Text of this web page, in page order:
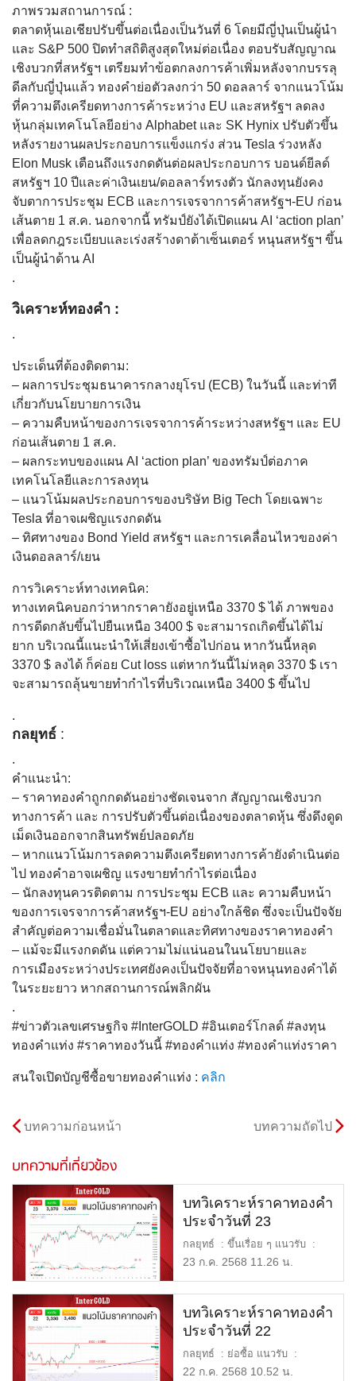
ภาพรวมสถานการณ์ :
ตลาดหุ้นเอเชียปรับขึ้นต่อเนื่องเป็นวันที่ 6 โดยมีญี่ปุ่นเป็นผู้นำ
และ S&P 500 ปิดทำสถิติสูงสุดใหม่ต่อเนื่อง ตอบรับสัญญาณ
เชิงบวกที่สหรัฐฯ เตรียมทำข้อตกลงการค้าเพิ่มหลังจากบรรลุ
ดีลกับญี่ปุ่นแล้ว ทองคำย่อตัวลงกว่า 50 ดอลลาร์ จากแนวโน้ม
ที่ความตึงเครียดทางการค้าระหว่าง EU และสหรัฐฯ ลดลง
หุ้นกลุ่มเทคโนโลยีอย่าง Alphabet และ SK Hynix ปรับตัวขึ้น
หลังรายงานผลประกอบการแข็งแกร่ง ส่วน Tesla ร่วงหลัง
Elon Musk เตือนถึงแรงกดดันต่อผลประกอบการ บอนด์ยีลด์
สหรัฐฯ 10 ปีและค่าเงินเยน/ดอลลาร์ทรงตัว นักลงทุนยังคง
จับตาการประชุม ECB และการเจรจาการค้าสหรัฐฯ-EU ก่อน
เส้นตาย 1 ส.ค. นอกจากนี้ ทรัมป์ยังได้เปิดแผน AI ‘action plan’
เพื่อลดกฎระเบียบและเร่งสร้างดาต้าเซ็นเตอร์ หนุนสหรัฐฯ ขึ้น
เป็นผู้นำด้าน AI
.
วิเคราะห์ทองคำ :
.
ประเด็นที่ต้องติดตาม:
– ผลการประชุมธนาคารกลางยุโรป (ECB) ในวันนี้ และท่าที
เกี่ยวกับนโยบายการเงิน
– ความคืบหน้าของการเจรจาการค้าระหว่างสหรัฐฯ และ EU
ก่อนเส้นตาย 1 ส.ค.
– ผลกระทบของแผน AI ‘action plan’ ของทรัมป์ต่อภาค
เทคโนโลยีและการลงทุน
– แนวโน้มผลประกอบการของบริษัท Big Tech โดยเฉพาะ
Tesla ที่อาจเผชิญแรงกดดัน
– ทิศทางของ Bond Yield สหรัฐฯ และการเคลื่อนไหวของค่า
เงินดอลลาร์/เยน
การวิเคราะห์ทางเทคนิค:
ทางเทคนิคบอกว่าหากราคายังอยู่เหนือ 3370 $ ได้ ภาพของ
การดีดกลับขึ้นไปยืนเหนือ 3400 $ จะสามารถเกิดขึ้นได้ไม่
ยาก บริเวณนี้แนะนำให้เสี่ยงเข้าซื้อไปก่อน หากวันนี้หลุด
3370 $ ลงได้ ก็ค่อย Cut loss แต่หากวันนี้ไม่หลุด 3370 $ เรา
จะสามารถลุ้นขายทำกำไรที่บริเวณเหนือ 3400 $ ขึ้นไป
.
กลยุทธ์ :
.
คำแนะนำ:
– ราคาทองคำถูกกดดันอย่างชัดเจนจาก สัญญาณเชิงบวก
ทางการค้า และ การปรับตัวขึ้นต่อเนื่องของตลาดหุ้น ซึ่งดึงดูด
เม็ดเงินออกจากสินทรัพย์ปลอดภัย
– หากแนวโน้มการลดความตึงเครียดทางการค้ายังดำเนินต่อ
ไป ทองคำอาจเผชิญ แรงขายทำกำไรต่อเนื่อง
– นักลงทุนควรติดตาม การประชุม ECB และ ความคืบหน้า
ของการเจรจาการค้าสหรัฐฯ-EU อย่างใกล้ชิด ซึ่งจะเป็นปัจจัย
สำคัญต่อความเชื่อมั่นในตลาดและทิศทางของราคาทองคำ
– แม้จะมีแรงกดดัน แต่ความไม่แน่นอนในนโยบายและ
การเมืองระหว่างประเทศยังคงเป็นปัจจัยที่อาจหนุนทองคำได้
ในระยะยาว หากสถานการณ์พลิกผัน
.
#ข่าวตัวเลขเศรษฐกิจ #InterGOLD #อินเตอร์โกลด์ #ลงทุน
ทองคำแท่ง #ราคาทองวันนี้ #ทองคำแท่ง #ทองคำแท่งราคา
สนใจเปิดบัญชีซื้อขายทองคำแท่ง : คลิก
บทความก่อนหน้า บทความถัดไป
บทความที่เกี่ยวข้อง
บทวิเคราะห์ราคาทองคำ
ประจำวันที่ 23
กรกฎาคม 2568
กลยุทธ์ : ขึ้นเรื่อย ๆ แนวรับ :
$3,370 หรือ 51,600 […]
23 ก.ค. 2568 11.26 น.
บทวิเคราะห์ราคาทองคำ
ประจำวันที่ 22
กรกฎาคม 2568
กลยุทธ์ : ย่อซื้อ แนวรับ :
$3,330 หรือ 51,200 บาท […]
22 ก.ค. 2568 10.52 น.